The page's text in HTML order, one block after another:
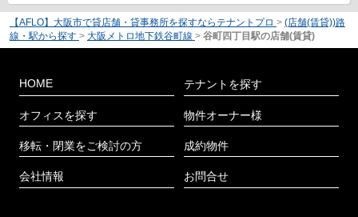
【AFLO】大阪市で貸店舗・貸事務所を探すならテナントプロ > (店舗(賃貸))路
線・駅から探す > 大阪メトロ地下鉄谷町線 > 谷町四丁目駅の店舗(賃貸)
HOME
オフィスを探す
移転・閉業をご検討の方
会社情報
テナントを探す
物件オーナー様
成約物件
お問合せ